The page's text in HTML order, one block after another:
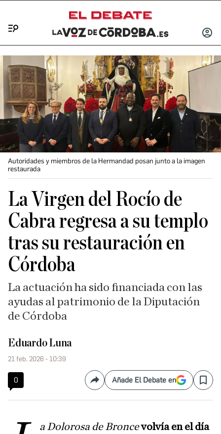
INICIAR
Autoridades y miembros de la Hermandad posan junto a la imagen
restaurada
La Virgen del Rocío de
Cabra regresa a su templo
tras su restauración en
Córdoba
La actuación ha sido financiada con las
ayudas al patrimonio de la Diputación
de Córdoba
Eduardo Luna
21 feb. 2026 - 10:39
0 CompartirAñade El Debate en Save
a Dolorosa de Broncevolvía en el día